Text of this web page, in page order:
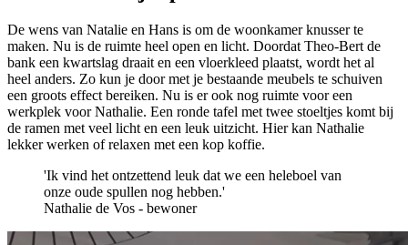
De wens van Natalie en Hans is om de woonkamer knusser te
maken. Nu is de ruimte heel open en licht. Doordat Theo-Bert de
bank een kwartslag draait en een vloerkleed plaatst, wordt het al
heel anders. Zo kun je door met je bestaande meubels te schuiven
een groots effect bereiken. Nu is er ook nog ruimte voor een
werkplek voor Nathalie. Een ronde tafel met twee stoeltjes komt bij
de ramen met veel licht en een leuk uitzicht. Hier kan Nathalie
lekker werken of relaxen met een kop koffie.
'Ik vind het ontzettend leuk dat we een heleboel van
onze oude spullen nog hebben.'
Nathalie de Vos - bewoner